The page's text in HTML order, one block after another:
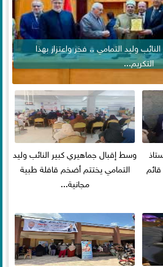
وليد التمامي .. فخر واعتزاز بهذا
التكريم...
وسط إقبال جماهيري كبير النائب وليد
التمامي يختتم أضخم قافلة طبية
مجانية...